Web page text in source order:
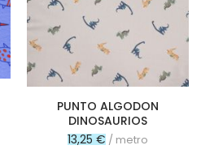
PUNTO ALGODON
DINOSAURIOS
13,25 € / metro